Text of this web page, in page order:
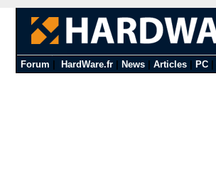
Forum HardWare.fr| News| Articles| PC|